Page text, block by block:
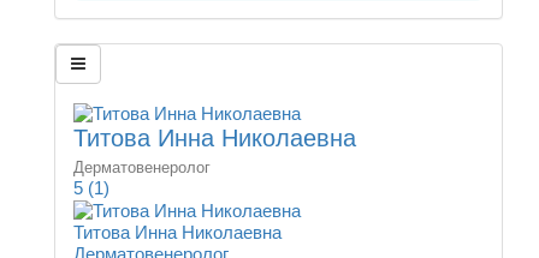
Титова Инна Николаевна
Дерматовенеролог
5 (1)
Титова Инна Николаевна
Дерматовенеролог